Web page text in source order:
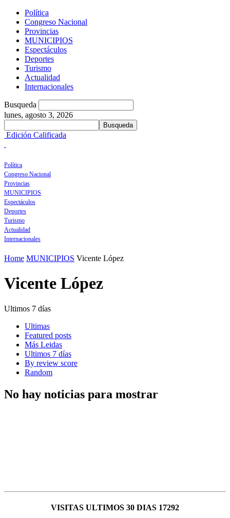
Política
Congreso Nacional
Provincias
MUNICIPIOS
Espectáculos
Deportes
Turismo
Actualidad
Internacionales
Busqueda
lunes, agosto 3, 2026
Edición Calificada
Política
Congreso Nacional
Provincias
MUNICIPIOS
Espectáculos
Deportes
Turismo
Actualidad
Internacionales
Home MUNICIPIOS Vicente López
Vicente López
Ultimos 7 días
Ultimas
Featured posts
Más Leidas
Ultimos 7 días
By review score
Random
No hay noticias para mostrar
VISITAS ULTIMOS 30 DIAS 17292